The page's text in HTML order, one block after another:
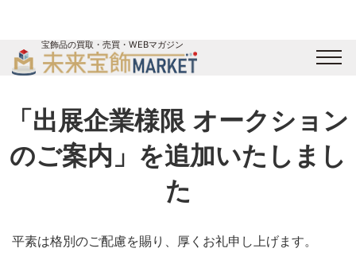
宝飾品の買取・売買・WEBマガジン
未来宝飾マガジン
運営会社
お問い合わせ
サイトマップ
「出展企業様限 オークション
のご案内」を追加いたしまし
た
平素は格別のご配慮を賜り、厚くお礼申し上げます。